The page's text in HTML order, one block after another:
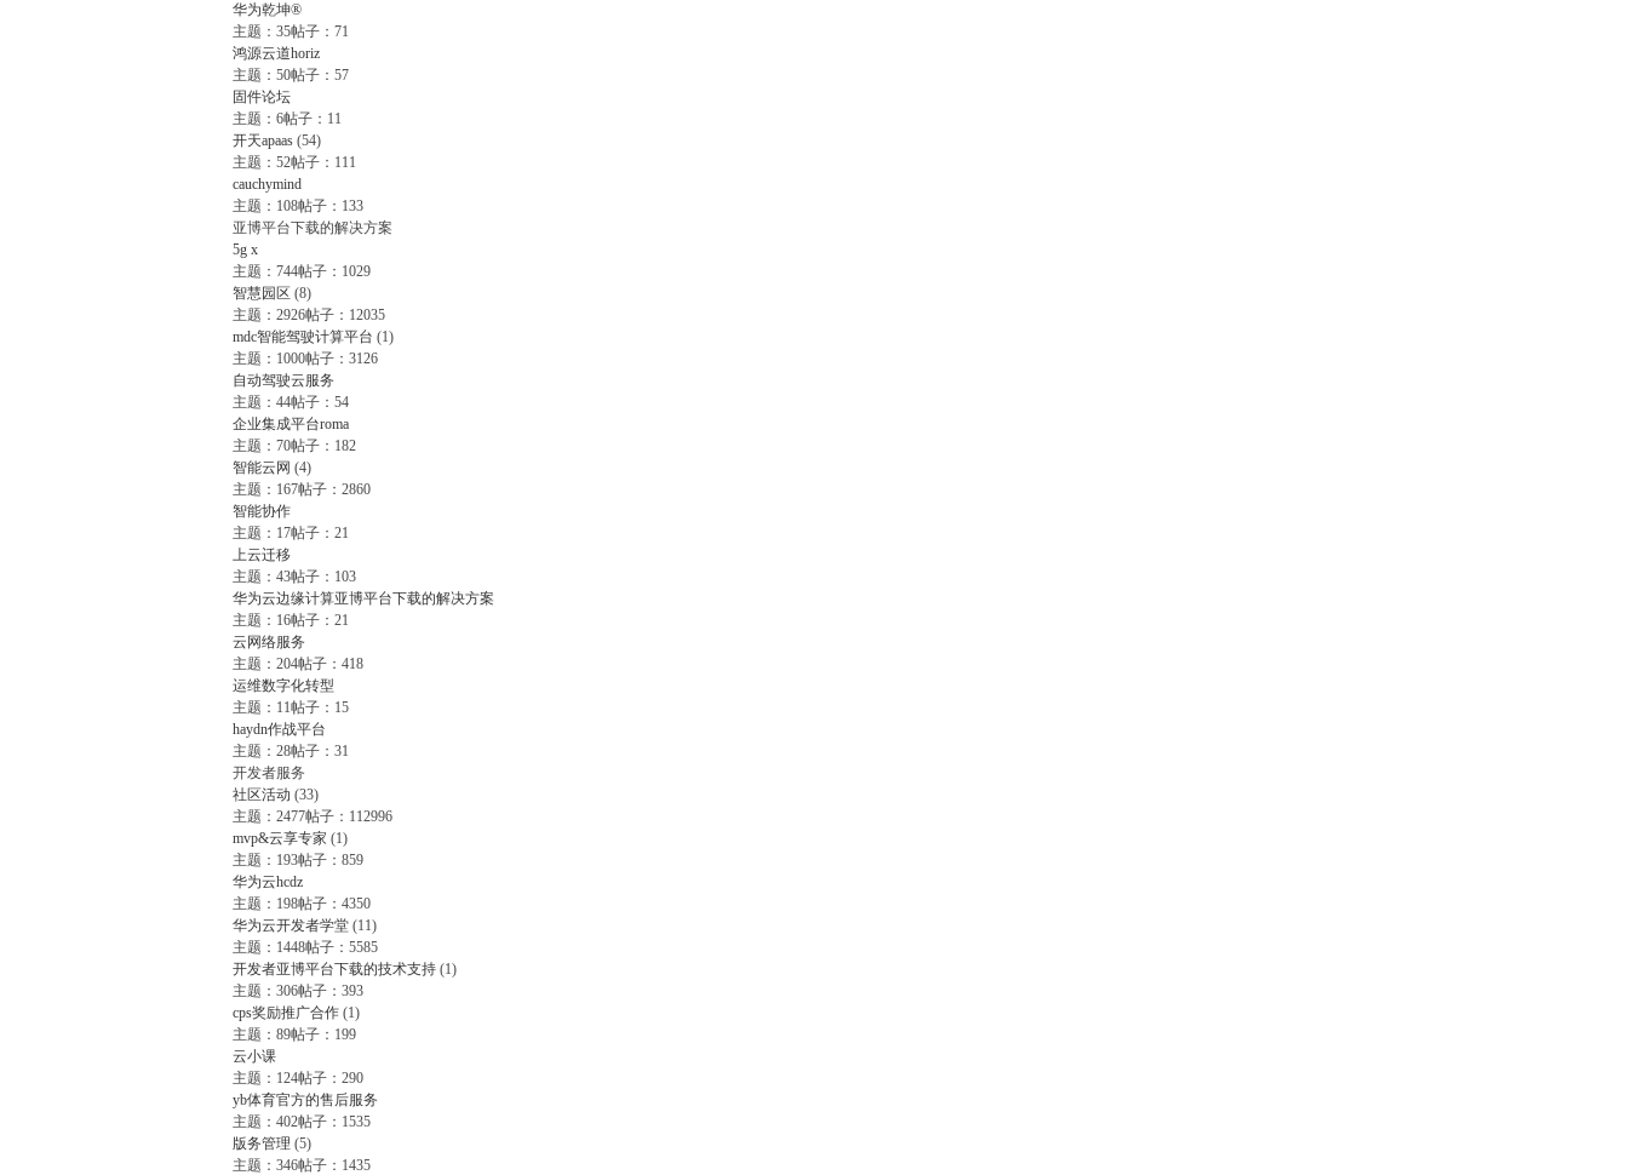
华为乾坤®
主题：35帖子：71
鸿源云道horiz
主题：50帖子：57
固件论坛
主题：6帖子：11
开天apaas (54)
主题：52帖子：111
cauchymind
主题：108帖子：133
亚博平台下载的解决方案
5g x
主题：744帖子：1029
智慧园区 (8)
主题：2926帖子：12035
mdc智能驾驶计算平台 (1)
主题：1000帖子：3126
自动驾驶云服务
主题：44帖子：54
企业集成平台roma
主题：70帖子：182
智能云网 (4)
主题：167帖子：2860
智能协作
主题：17帖子：21
上云迁移
主题：43帖子：103
华为云边缘计算亚博平台下载的解决方案
主题：16帖子：21
云网络服务
主题：204帖子：418
运维数字化转型
主题：11帖子：15
haydn作战平台
主题：28帖子：31
开发者服务
社区活动 (33)
主题：2477帖子：112996
mvp&云享专家 (1)
主题：193帖子：859
华为云hcdz
主题：198帖子：4350
华为云开发者学堂 (11)
主题：1448帖子：5585
开发者亚博平台下载的技术支持 (1)
主题：306帖子：393
cps奖励推广合作 (1)
主题：89帖子：199
云小课
主题：124帖子：290
yb体育官方的售后服务
主题：402帖子：1535
版务管理 (5)
主题：346帖子：1435